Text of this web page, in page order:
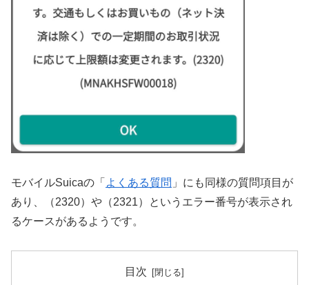
モバイルSuicaの「 よくある質問 」にも同様の質問項目が
あり、（2320）や（2321）というエラー番号が表示され
るケースがあるようです。
目次